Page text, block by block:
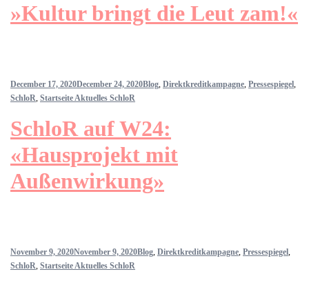
»Kultur bringt die Leut zam!«
December 17, 2020December 24, 2020Blog, Direktkreditkampagne, Pressespiegel,
SchloR, Startseite Aktuelles SchloR
SchloR auf W24:
«Hausprojekt mit
Außenwirkung»
November 9, 2020November 9, 2020Blog, Direktkreditkampagne, Pressespiegel,
SchloR, Startseite Aktuelles SchloR